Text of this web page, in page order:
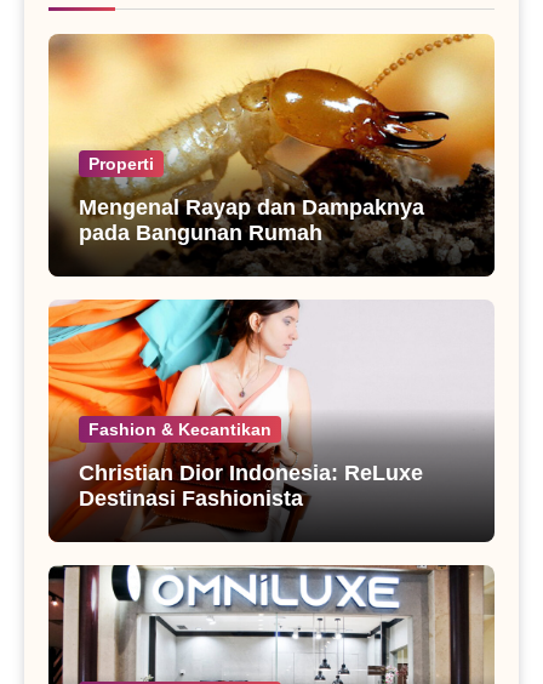
Properti
Mengenal Rayap dan Dampaknya
pada Bangunan Rumah
Fashion & Kecantikan
Christian Dior Indonesia: ReLuxe
Destinasi Fashionista